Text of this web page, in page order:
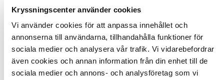
Kryssningscenter använder cookies
Vi använder cookies för att anpassa innehållet och
annonserna till användarna, tillhandahålla funktioner för
sociala medier och analysera vår trafik. Vi vidarebefordrar
även cookies och annan information från din enhet till de
sociala medier och annons- och analysföretag som vi
Utsideshytt med fönster